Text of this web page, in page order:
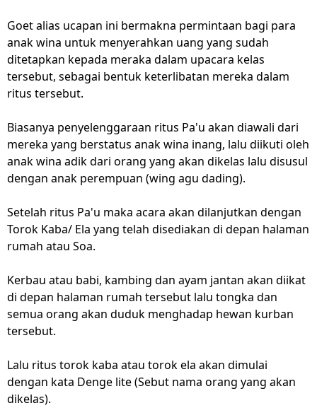
Goet alias ucapan ini bermakna permintaan bagi para
anak wina untuk menyerahkan uang yang sudah
ditetapkan kepada meraka dalam upacara kelas
tersebut, sebagai bentuk keterlibatan mereka dalam
ritus tersebut.
Biasanya penyelenggaraan ritus Pa'u akan diawali dari
mereka yang berstatus anak wina inang, lalu diikuti oleh
anak wina adik dari orang yang akan dikelas lalu disusul
dengan anak perempuan (wing agu dading).
Setelah ritus Pa'u maka acara akan dilanjutkan dengan
Torok Kaba/ Ela yang telah disediakan di depan halaman
rumah atau Soa.
Kerbau atau babi, kambing dan ayam jantan akan diikat
di depan halaman rumah tersebut lalu tongka dan
semua orang akan duduk menghadap hewan kurban
tersebut.
Lalu ritus torok kaba atau torok ela akan dimulai
dengan kata Denge lite (Sebut nama orang yang akan
dikelas).